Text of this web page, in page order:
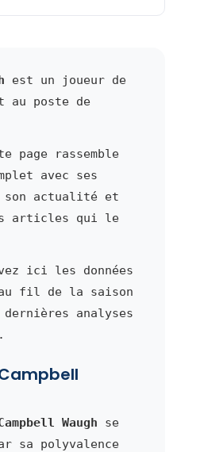
est un joueur de
au poste de
page rassemble
avec ses
actualité et
articles qui le
ici les données
fil de la saison
analyses
Waugh se
sa polyvalence